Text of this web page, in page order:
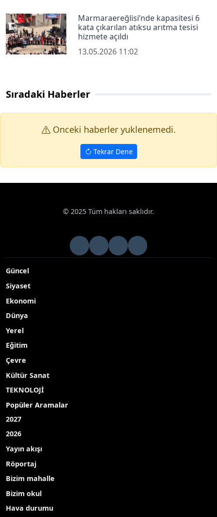
Marmaraereğlisi’nde kapasitesi 6
kata çıkarılan atıksu arıtma tesisi
hizmete açıldı
13.05.2026 11:02
Sıradaki Haberler
Onceki haberler yuklenemedi.
Tekrar Dene
© 2025 Tüm hakları saklıdır.
Güncel
Siyaset
Ekonomi
Dünya
Yerel
Eğitim
Çevre
Kültür Sanat
TEKNOLOJİ
Popüler Aramalar
2027
2026
Yayın akışı
Röportaj
Bizim mahalle
Bizim okul
Hava durumu